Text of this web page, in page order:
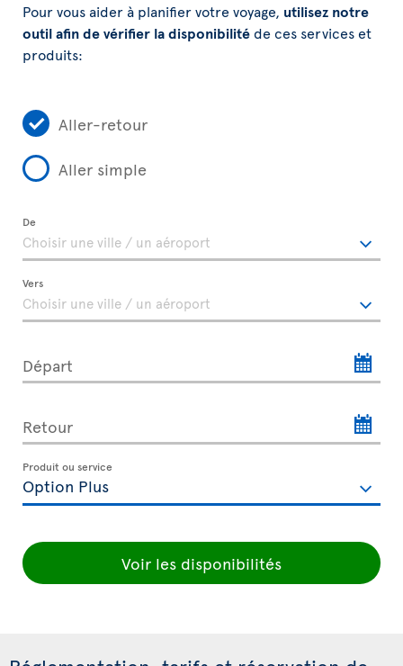
Pour vous aider à planifier votre voyage, utilisez notre
outil afin de vérifier la disponibilité de ces services et
produits:
Aller-retour
Aller simple
De
Vers
Départ
Retour
Produit ou service
Voir les disponibilités